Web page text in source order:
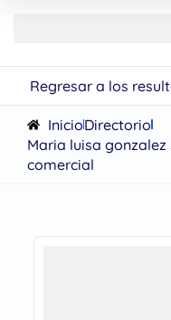
Regresar a los
InicioDirectorio
Maria luisa
comercial